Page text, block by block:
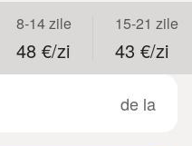
8-14 zile
48 €/zi
15-21 zile
43 €/zi
de la